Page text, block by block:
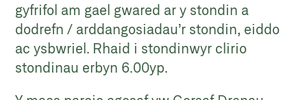
gyfrifol am gael gwared ar y stondin a
dodrefn / arddangosiadau’r stondin, eiddo
ac ysbwriel. Rhaid i stondinwyr clirio
stondinau erbyn 6.00yp.